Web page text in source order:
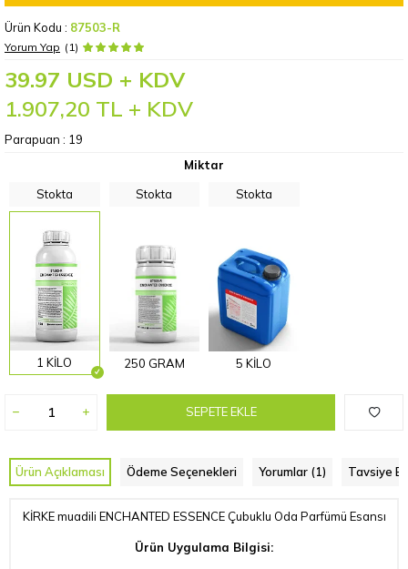
Ürün Kodu : 87503-R
Yorum Yap (1)
39.97 USD + KDV
1.907,20 TL + KDV
Parapuan : 19
Miktar
Stokta
1 KİLO
Stokta
250 GRAM
Stokta
5 KİLO
SEPETE EKLE
Ürün Açıklaması Ödeme Seçenekleri Yorumlar (1) Tavsiye Et
KİRKE muadili ENCHANTED ESSENCE Çubuklu Oda Parfümü Esansı
Ürün Uygulama Bilgisi: